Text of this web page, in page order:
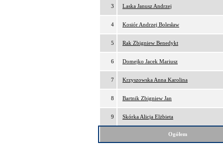
3 Laska Janusz Andrzej
4 Kosiór Andrzej Bolesław
5 Rak Zbigniew Benedykt
6 Domejko Jacek Mariusz
7 Krzyszowska Anna Karolina
8 Bartnik Zbigniew Jan
9 Skórka Alicja Elżbieta
Ogółem